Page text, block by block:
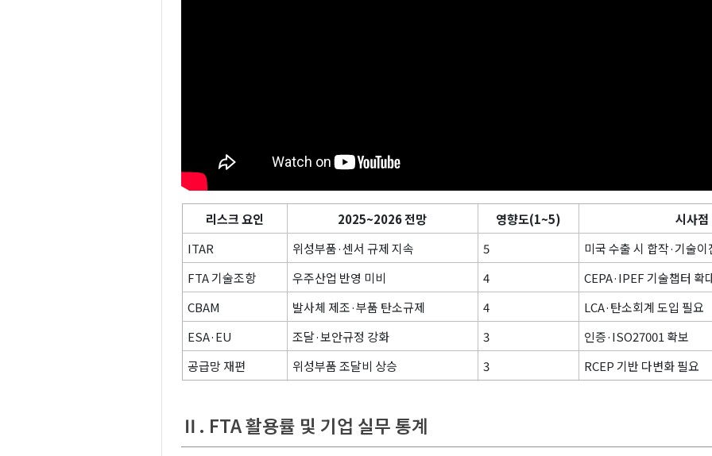
리스크 요인 2025~2026 전망 영향도(1~5)
시사점
ITAR
위성부품·센서 규제 지속 5
미국 수출 시 합작·기술이
FTA 기술조항
우주산업 반영 미비 4
CEPA·IPEF 기술챕터 확
CBAM
발사체 제조·부품 탄소규제 4
LCA·탄소회계 도입 필요
ESA·EU
조달·보안규정 강화 3
인증·ISO27001 확보
공급망 재편
위성부품 조달비 상승 3 RCEP 기반 다변화 필요
Ⅱ. FTA 활용률 및 기업 실무 통계